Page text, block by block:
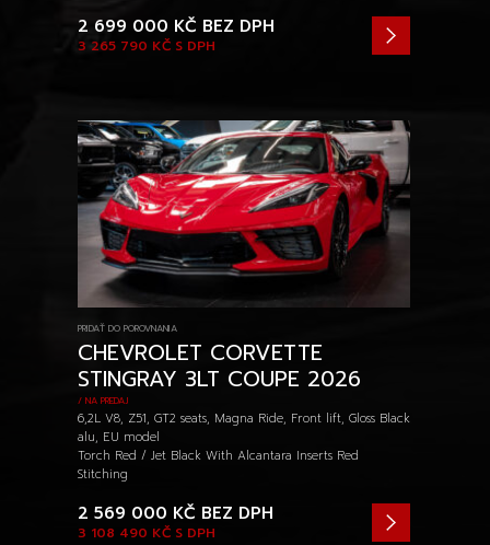
3 265 790 KČ S DPH
2 699 000 KČ BEZ DPH
PRIDAŤ DO POROVNANIA
CHEVROLET CORVETTE
STINGRAY 3LT COUPE 2026
/ NA PREDAJ
6,2L V8, Z51, GT2 seats, Magna Ride, Front lift, Gloss Black
alu, EU model
Torch Red / Jet Black With Alcantara Inserts Red
Stitching
3 108 490 KČ S DPH
2 569 000 KČ BEZ DPH